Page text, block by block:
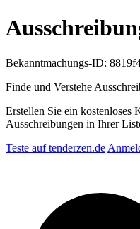
Bekanntmachungs-ID:
Finde und Verstehe
Erstellen Sie ein kostenloses
Ausschreibungen in Ihrer
Teste auf tenderzen.de